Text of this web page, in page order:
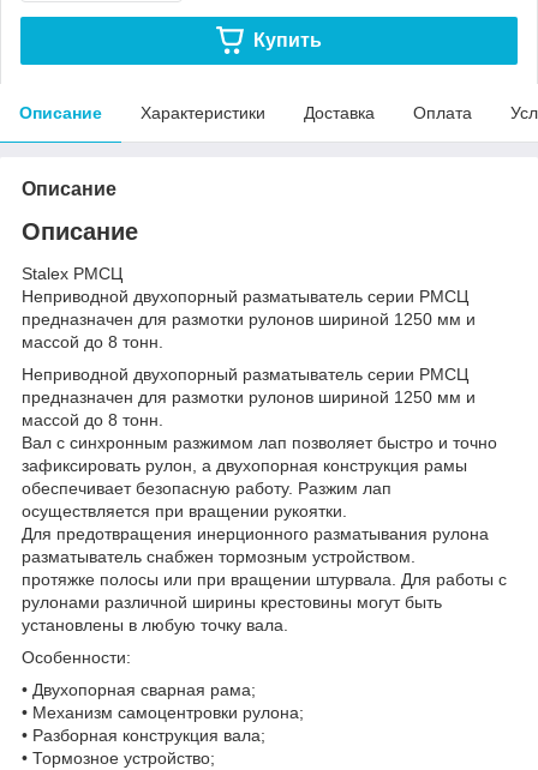
Купить
Описание Характеристики Доставка Оплата
Описание
Описание
Stalex РМСЦ
Неприводной двухопорный разматыватель серии РМСЦ
предназначен для размотки рулонов шириной 1250 мм и
массой до 8 тонн.
Неприводной двухопорный разматыватель серии РМСЦ
предназначен для размотки рулонов шириной 1250 мм и
массой до 8 тонн.
Вал с синхронным разжимом лап позволяет быстро и точно
зафиксировать рулон, а двухопорная конструкция рамы
обеспечивает безопасную работу. Разжим лап
осуществляется при вращении рукоятки.
Для предотвращения инерционного разматывания рулона
разматыватель снабжен тормозным устройством.
протяжке полосы или при вращении штурвала. Для работы с
рулонами различной ширины крестовины могут быть
установлены в любую точку вала.
Особенности:
• Двухопорная сварная рама;
• Механизм самоцентровки рулона;
• Разборная конструкция вала;
• Тормозное устройство;